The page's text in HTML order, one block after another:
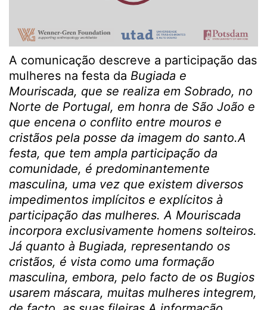
A comunicação descreve a participação das
mulheres na festa da Bugiada e
Mouriscada, que se realiza em Sobrado, no
Norte de Portugal, em honra de São João e
que encena o conflito entre mouros e
cristãos pela posse da imagem do santo.A
festa, que tem ampla participação da
comunidade, é predominantemente
masculina, uma vez que existem diversos
impedimentos implícitos e explícitos à
participação das mulheres. A Mouriscada
incorpora exclusivamente homens solteiros.
Já quanto à Bugiada, representando os
cristãos, é vista como uma formação
masculina, embora, pelo facto de os Bugios
usarem máscara, muitas mulheres integrem,